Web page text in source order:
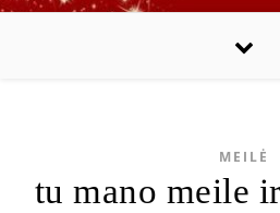
MEILĖ
tu mano meile